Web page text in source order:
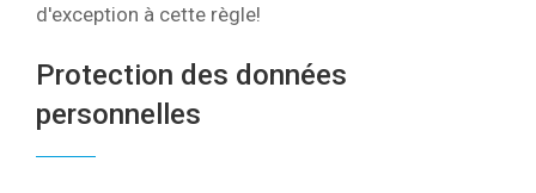
d'exception à cette règle!
Protection des données
personnelles